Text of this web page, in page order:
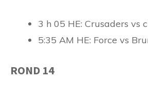
3 h 05 HE: Crusaders vs
5:35 AM HE: Force vs
ROND 14